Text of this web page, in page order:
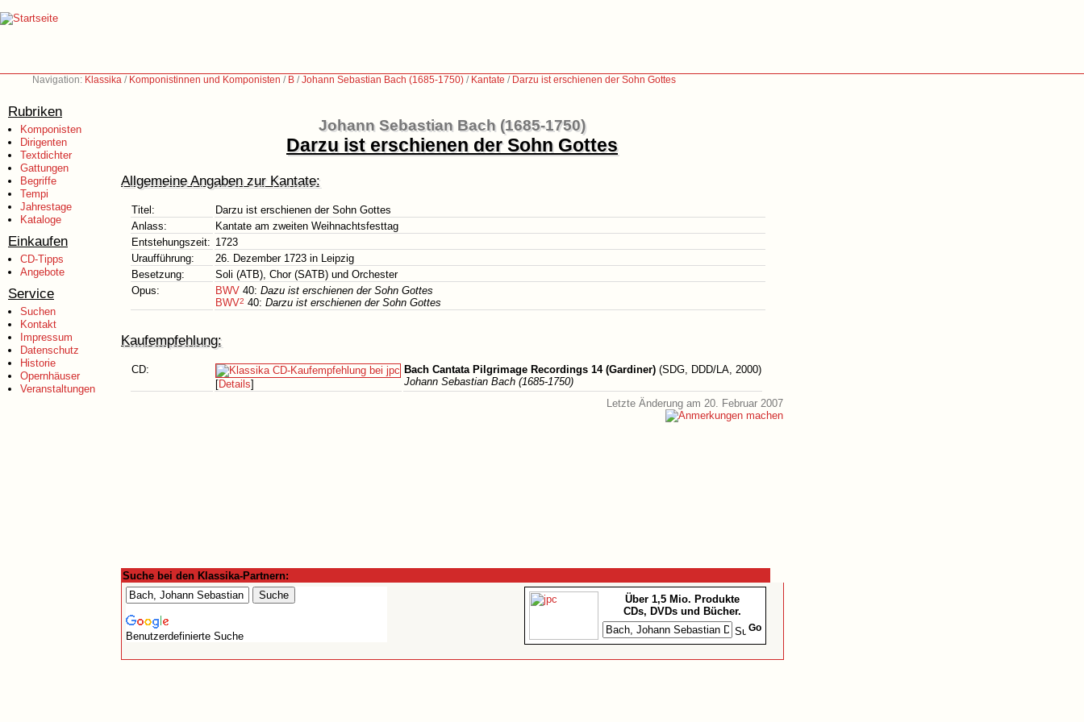
Navigation: Klassika / Komponistinnen und Komponisten / B /Johann Sebastian Bach (1685-1750) / Kantate / Darzu ist erschienen der Sohn Gottes
Rubriken
Komponisten
Dirigenten
Textdichter
Gattungen
Begriffe
Tempi
Jahrestage
Kataloge
Einkaufen
CD-Tipps
Angebote
Service
Suchen
Kontakt
Impressum
Datenschutz
Historie
Opernhäuser
Veranstaltungen
Johann Sebastian Bach (1685-1750)
Darzu ist erschienen der Sohn Gottes
Allgemeine Angaben zur Kantate:
Titel:
Darzu ist erschienen der Sohn Gottes
Anlass:
Kantate am zweiten Weihnachtsfesttag
Entstehungszeit: 1723
Uraufführung:
26. Dezember 1723 in Leipzig
Besetzung:
Soli (ATB), Chor (SATB) und Orchester
Opus:
BWV 40: Dazu ist erschienen der Sohn Gottes
BWV2 40: Darzu ist erschienen der Sohn Gottes
Kaufempfehlung:
CD:
[Details]
Bach Cantata Pilgrimage Recordings 14 (Gardiner) (SDG, DDD/LA, 2000)
Johann Sebastian Bach (1685-1750)
Letzte Änderung am 20. Februar 2007
Suche bei den Klassika-Partnern:
Benutzerdefinierte Suche
Über 1,5 Mio. Produkte
CDs, DVDs und Bücher.
Go